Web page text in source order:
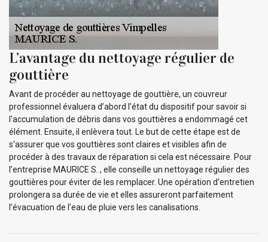
L’avantage du nettoyage régulier de
gouttière
Avant de procéder au nettoyage de gouttière, un couvreur
professionnel évaluera d’abord l’état du dispositif pour savoir si
l'accumulation de débris dans vos gouttières a endommagé cet
élément. Ensuite, il enlèvera tout. Le but de cette étape est de
s'assurer que vos gouttières sont claires et visibles afin de
procéder à des travaux de réparation si cela est nécessaire. Pour
l’entreprise MAURICE S. , elle conseille un nettoyage régulier des
gouttières pour éviter de les remplacer. Une opération d’entretien
prolongera sa durée de vie et elles assureront parfaitement
l’évacuation de l’eau de pluie vers les canalisations.